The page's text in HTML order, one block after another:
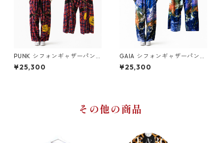
PUNK シフォンギャザーパン
ツ フリーサイズ（ウエスト60
㎝〜120㎝まで対応）
¥25,300
GAIA シフォンギャザーパンツ
フリーサイズ（ウエスト60
㎝〜120㎝まで対応）
¥25,300
その他の商品